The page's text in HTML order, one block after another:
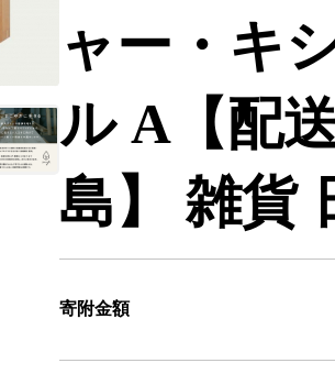
ャー・キ
ル A【配
島】 雑貨
寄附金額